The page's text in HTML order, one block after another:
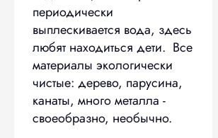
периодически
выплескивается вода, здесь
любят находиться дети. Все
материалы экологически
чистые: дерево, парусина,
канаты, много металла -
своеобразно, необычно.